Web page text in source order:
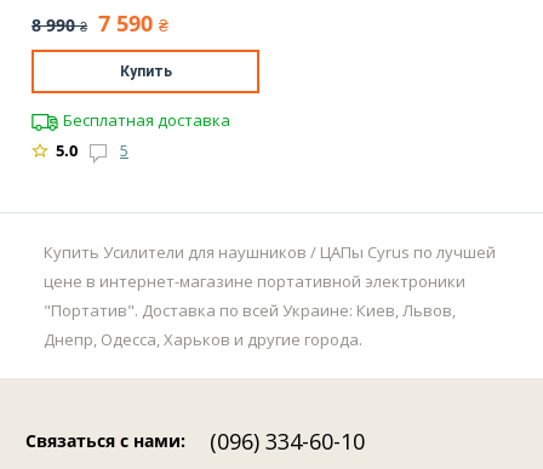
8 990 ₴ 7 590 ₴
Купить
Бесплатная доставка
5.0
5
Купить Усилители для наушников / ЦАПы Cyrus по лучшей
цене в интернет-магазине портативной электроники
"Портатив". Доставка по всей Украине: Киев, Львов,
Днепр, Одесса, Харьков и другие города.
Связаться с нами:
(096) 334-60-10